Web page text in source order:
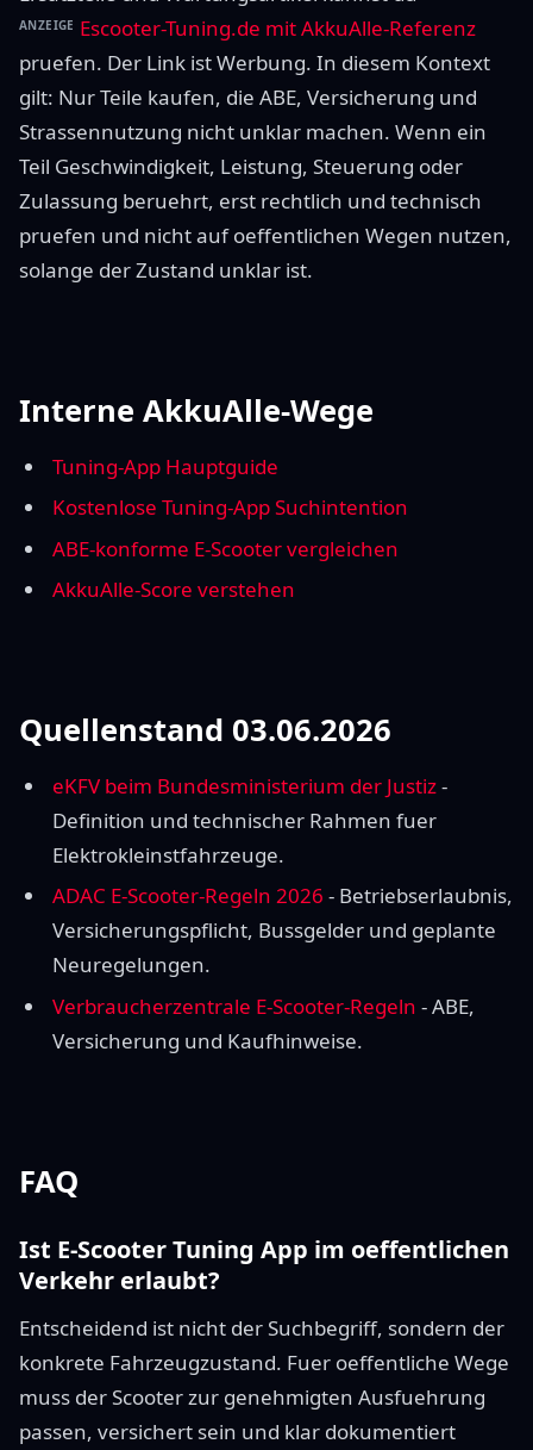
ANZEIGE Escooter-Tuning.de mit AkkuAlle-Referenz
pruefen. Der Link ist Werbung. In diesem Kontext
gilt: Nur Teile kaufen, die ABE, Versicherung und
Strassennutzung nicht unklar machen. Wenn ein
Teil Geschwindigkeit, Leistung, Steuerung oder
Zulassung beruehrt, erst rechtlich und technisch
pruefen und nicht auf oeffentlichen Wegen nutzen,
solange der Zustand unklar ist.
Interne AkkuAlle-Wege
Tuning-App Hauptguide
Kostenlose Tuning-App Suchintention
ABE-konforme E-Scooter vergleichen
AkkuAlle-Score verstehen
Quellenstand 03.06.2026
eKFV beim Bundesministerium der Justiz-
Definition und technischer Rahmen fuer
Elektrokleinstfahrzeuge.
ADAC E-Scooter-Regeln 2026 - Betriebserlaubnis,
Versicherungspflicht, Bussgelder und geplante
Neuregelungen.
Verbraucherzentrale E-Scooter-Regeln - ABE,
Versicherung und Kaufhinweise.
FAQ
Ist E-Scooter Tuning App im oeffentlichen
Verkehr erlaubt?
Entscheidend ist nicht der Suchbegriff, sondern der
konkrete Fahrzeugzustand. Fuer oeffentliche Wege
muss der Scooter zur genehmigten Ausfuehrung
passen, versichert sein und klar dokumentiert